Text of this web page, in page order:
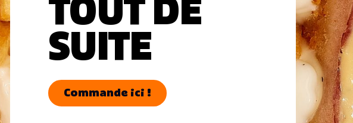
TOUT DE
SUITE
Commande ici !